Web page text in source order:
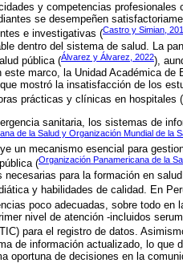
y competencias
se desempeñen
e investigativas (Castro y Simian,
dentro del sistema de salud. La
pública (Álvarez y Álvarez, 2022),
marco, la Unidad Académica de
mostró la insatisfacción de los
prácticas y clínicas en hospitales (
sanitaria, los sistemas de
de la Salud y Organización Mundial de la
un mecanismo esencial para
(Organización Panamericana de la
necesarias para la formación en
y habilidades de calidad. En
poco adecuadas, sobre todo en
nivel de atención -incluidos
para el registro de datos.
de información actualizado, lo que
oportuna de decisiones en la